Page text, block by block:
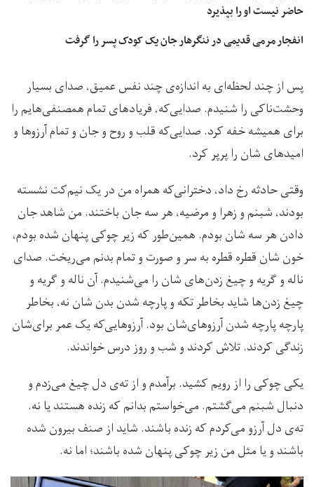
حاضر نیست او را بپذیرد
انفجار مرمی قدیمی در ننگرهار جان یک کودک پسر را گرفت
پس از چند لحظه‌ای به اندازه‌ی چند نفس عمیق، صدای بسیار
وحشت‌ناکی را شنیدم. صدایی‌که، فریادهای تمام همصنفی‌هایم را
برای همیشه خفه کرد. صدایی‌که قلب و روح و جان و تمام آرزوها و
امیدهای شان را پرپر کرد.
وقتی حادثه رخ داد، دخترانی‌که همراه من در یک نیم‌کت نشسته
بودند، شبنم و زهرا و مرضیه، هر سه جان باختند. من شاهد جان
دادن هر سه شان بودم. همین‌طور که زیر چوکی پنهان شده بودم،
خون شان قطره قطره به سر و صورت و تمام بدنم می‌ریخت. صدای
ناله و گریه‌ و چیغ زدن‌های شان را می‌شنیدم. آن ناله و گریه و
چیغ زدن‌ها شاید بخاطر تکه و پارچه شدن بدن شان نه، بخاطر
پارچه پارچه شدن آرزوهای‌شان بود. آرزوهایی‌که یک عمر برای‌شان
زندگی کردند. تلاش کردند و شب و روز درس خواندند.
یکی چوکی را از رویم کشید. برآمدم و از ته‌ی دل چیغ می‌زدم و
دنبال شبنم می‌گشتم. می‌خواستم بدانم که زنده هستند یا نه.
ته‌ی دل آرزو می‌کردم که زنده باشند. شاید از صنف بیرون شده
باشند و یا مثل من زیر چوکی پنهان شده باشند؛ اما نه.